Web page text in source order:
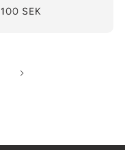
Ordinarie
100 SEK